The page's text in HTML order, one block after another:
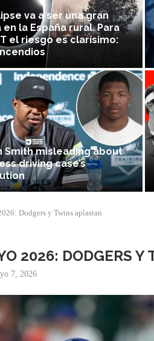
va a ser una gran
en la España rural. Para
el riesgo es clarísimo:
Smith misleading about
driving case’s
Dodgers y Twins aplastan
2026: DODGERS Y
7, 2026